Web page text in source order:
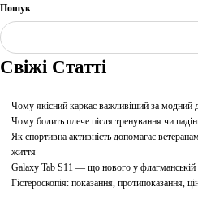
Пошук
Свіжі Статті
Чому якісний каркас важливіший за модний
Чому болить плече після тренування чи
Як спортивна активність допомагає
життя
Galaxy Tab S11 — що нового у флагманській
Гістероскопія: показання, протипоказання,